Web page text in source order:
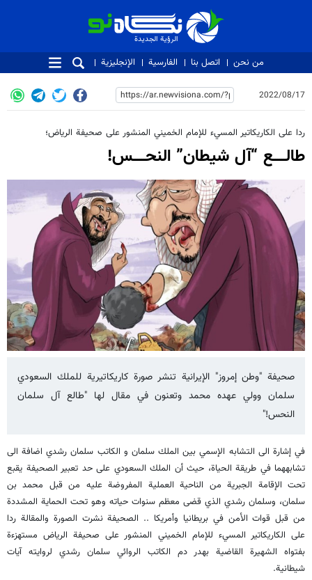
الرؤية الجديدة
الرؤية الجديدة
من نحن اتصل بنا الفارسية الإنجليزية
2022/08/17
ردا على الكاريكاتير المسيء للإمام الخميني المنشور على صحيفة الرياض؛
طالــــــع “آل شيطان” النحــــــس!
صحيفة "وطن إمروز" الإيرانية تنشر صورة كاريكاتيرية للملك السعودي
سلمان وولي عهده محمد وتعنون في مقال لها "طالع آل سلمان
النحس!"
في إشارة الى التشابه الإسمي بين الملك سلمان و الكاتب سلمان رشدي اضافة الى
تشابههما في طريقة الحياة، حيث أن الملك السعودي على حد تعبير الصحيفة يقبع
تحت الإقامة الجبرية من الناحية العملية المفروضة عليه من قبل محمد بن
سلمان، وسلمان رشدي الذي قضى معظم سنوات حياته وهو تحت الحماية المشددة
من قبل قوات الأمن في بريطانيا وأمريكا .. الصحيفة نشرت الصورة والمقالة ردا
على الكاريكاتير المسيء للإمام الخميني المنشور على صحيفة الرياض مستهزءة
بفتواه الشهيرة القاضية بهدر دم الكاتب الروائي سلمان رشدي لروايته آيات
شيطانية.